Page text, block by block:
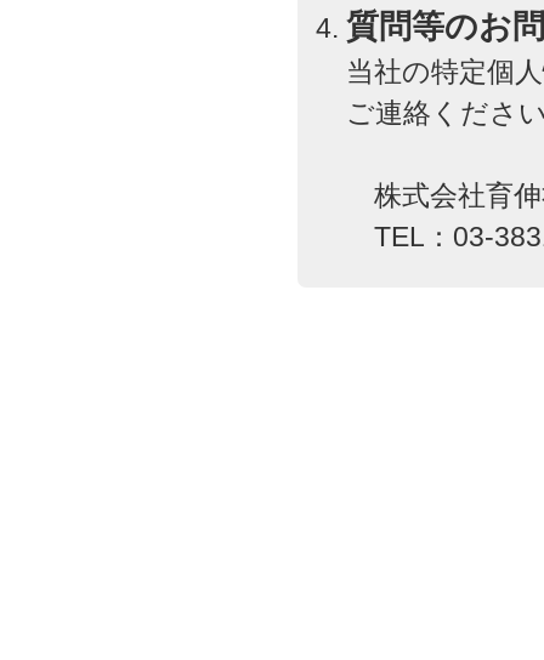
質問等のお
当社の特定個
ご連絡くださ
株式会社育
TEL：03-